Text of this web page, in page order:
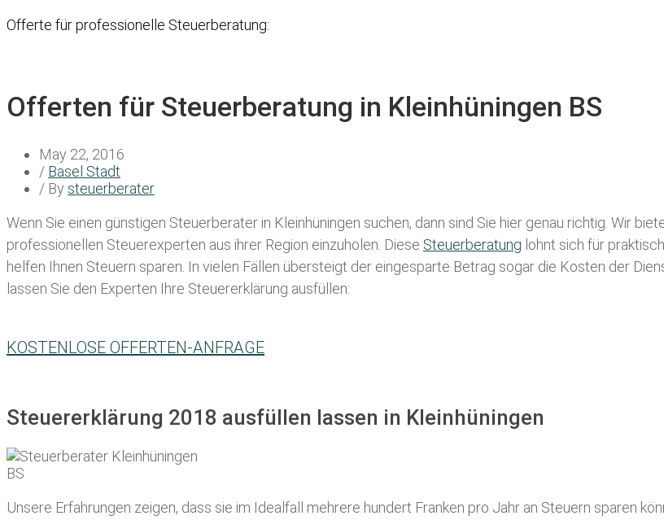
Offerte für professionelle Steuerberatung:
Offerten für Steuerberatung in Kleinhüningen BS
May 22, 2016
/ Basel Stadt
/ By steuerberater
Wenn Sie einen günstigen Steuerberater in Kleinhüningen suchen, dann sind Sie hier genau richtig. Wir
professionellen Steuerexperten aus ihrer Region einzuholen. Diese Steuerberatung lohnt sich für
helfen Ihnen Steuern sparen. In vielen Fällen übersteigt der eingesparte Betrag sogar die Kosten der
lassen Sie den Experten Ihre Steuererklärung ausfüllen:
KOSTENLOSE OFFERTEN-ANFRAGE
Steuererklärung 2018 ausfüllen lassen in Kleinhüningen
Unsere Erfahrungen zeigen, dass sie im Idealfall mehrere hundert Franken pro Jahr an Steuern sparen